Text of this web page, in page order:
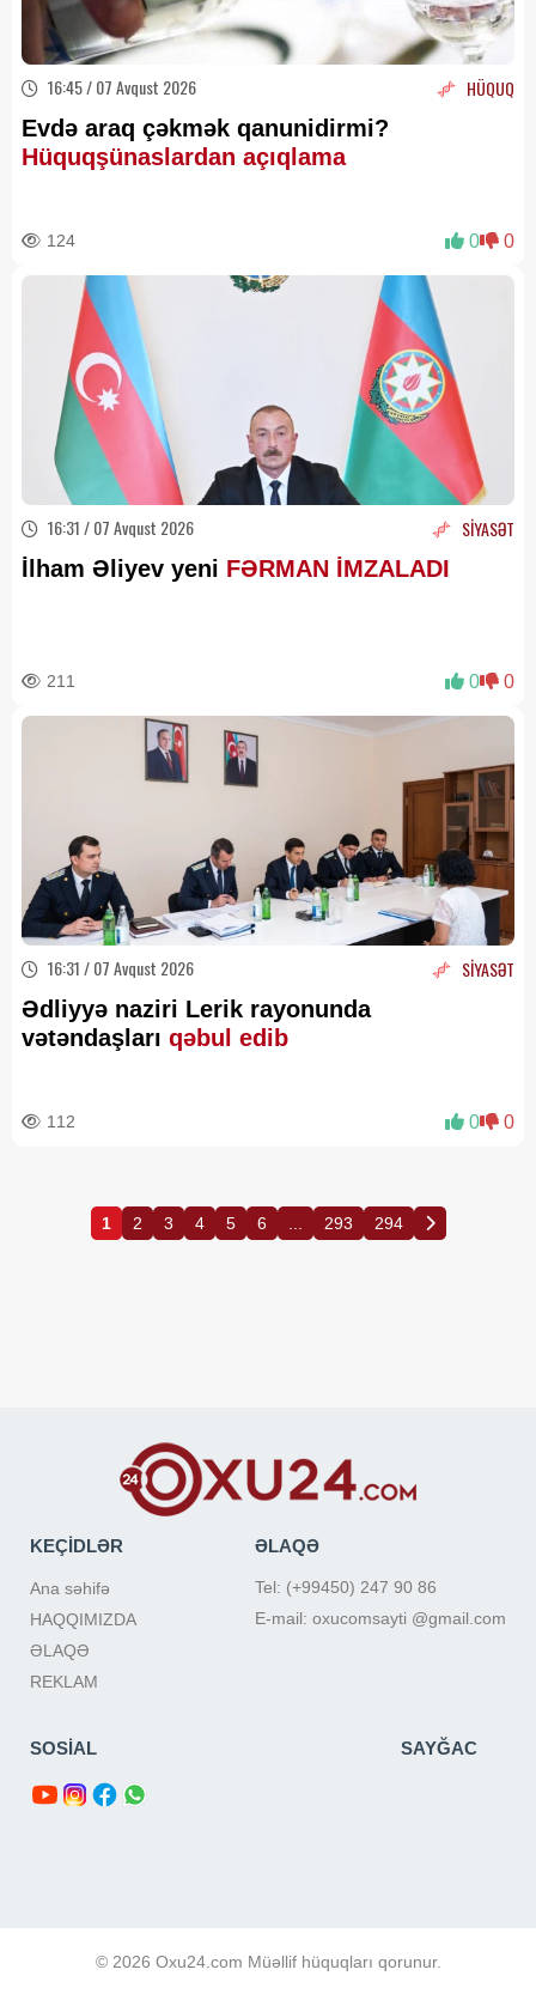
16:45 / 07 Avqust 2026 HÜQUQ
Evdə araq çəkmək qanunidirmi?
Hüquqşünaslardan açıqlama
124 0 0
16:31 / 07 Avqust 2026 SİYASƏT
İlham Əliyev yeni FƏRMAN İMZALADI
211 0 0
16:31 / 07 Avqust 2026 SİYASƏT
Ədliyyə naziri Lerik rayonunda
vətəndaşları qəbul edib
112 0 0
1 2 3 4 5 6 293 294
KEÇİDLƏR
Ana səhifə
HAQQIMIZDA
ƏLAQƏ
REKLAM
ƏLAQƏ
Tel: (+99450) 247 90 86
E-mail: oxucomsayti @gmail.com
SOSİAL SAYĞAC
© 2026 Oxu24.com Müəllif hüquqları qorunur.